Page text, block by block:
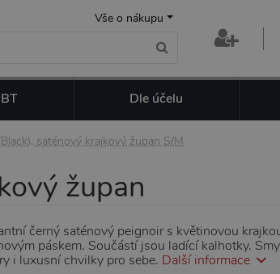
Vše o nákupu
Dle účelu
saténový krajkový župan S/M
župan
černý saténový peignoir s květinovou
páskem. Součástí jsou ladící kalhotky.
i luxusní chvilky pro sebe. Další informace